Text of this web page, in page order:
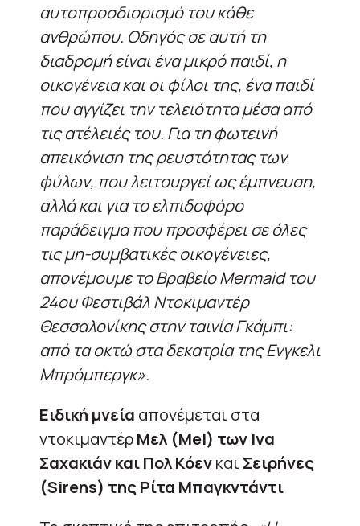
αυτοπροσδιορισμό του κάθε
ανθρώπου. Οδηγός σε αυτή τη
διαδρομή είναι ένα μικρό παιδί, η
οικογένεια και οι φίλοι της, ένα παιδί
που αγγίζει την τελειότητα μέσα από
τις ατέλειές του. Για τη φωτεινή
απεικόνιση της ρευστότητας των
φύλων, που λειτουργεί ως έμπνευση,
αλλά και για το ελπιδοφόρο
παράδειγμα που προσφέρει σε όλες
τις μη-συμβατικές οικογένειες,
απονέμουμε το Βραβείο Mermaid του
24ου Φεστιβάλ Ντοκιμαντέρ
Θεσσαλονίκης στην ταινία Γκάμπι:
από τα οκτώ στα δεκατρία της Ενγκελι
Μπρόμπεργκ».
Ειδική μνεία απονέμεται στα
ντοκιμαντέρΜελ (Mel) των Ινα
Σαχακιάν και Πολ Κόενκαι Σειρήνες
(Sirens) της Ρίτα Μπαγκντάντι